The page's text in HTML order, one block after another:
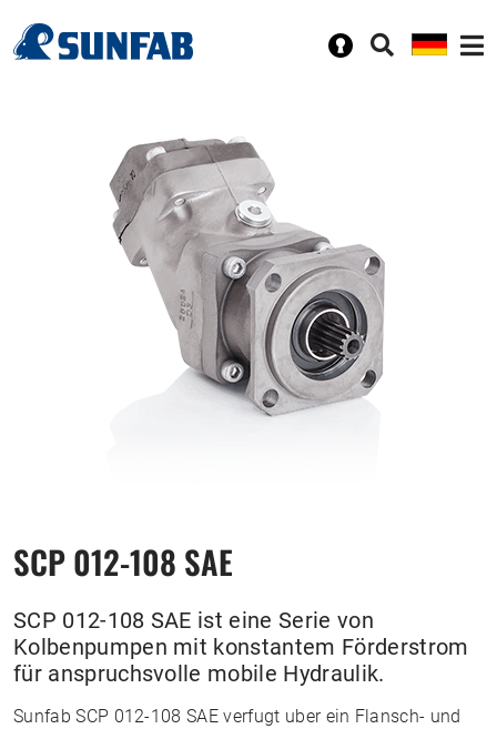
SCP 012-108 SAE
SCP 012-108 SAE ist eine Serie von
Kolbenpumpen mit konstantem Förderstrom
für anspruchsvolle mobile Hydraulik.
Sunfab SCP 012-108 SAE verfugt uber ein Flansch- und